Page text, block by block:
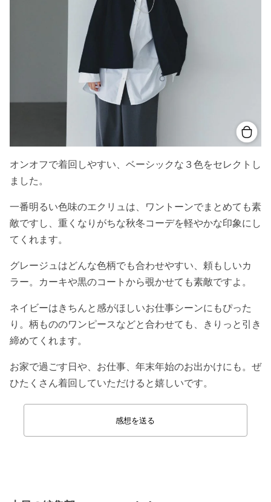
オンオフで着回しやすい、ベーシックな３色をセレクトし
ました。
一番明るい色味のエクリュは、ワントーンでまとめても素
敵ですし、重くなりがちな秋冬コーデを軽やかな印象にし
てくれます。
グレージュはどんな色柄でも合わせやすい、頼もしいカ
ラー。カーキや黒のコートから覗かせても素敵ですよ。
ネイビーはきちんと感がほしいお仕事シーンにもぴった
り。柄もののワンピースなどと合わせても、きりっと引き
締めてくれます。
お家で過ごす日や、お仕事、年末年始のお出かけにも。ぜ
ひたくさん着回していただけると嬉しいです。
感想を送る